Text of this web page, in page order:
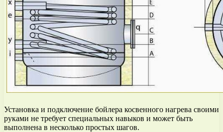
Установка и подключение бойлера косвенного нагрева своими
руками не требует специальных навыков и может быть
выполнена в несколько простых шагов.